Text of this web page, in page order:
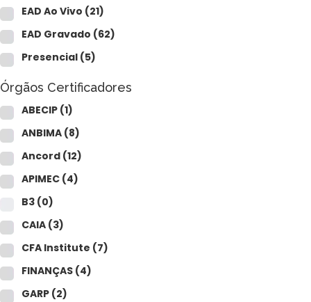
EAD Ao Vivo (21)
EAD Gravado (62)
Presencial (5)
Órgãos Certificadores
ABECIP (1)
ANBIMA (8)
Ancord (12)
APIMEC (4)
B3 (0)
CAIA (3)
CFA Institute (7)
FINANÇAS (4)
GARP (2)